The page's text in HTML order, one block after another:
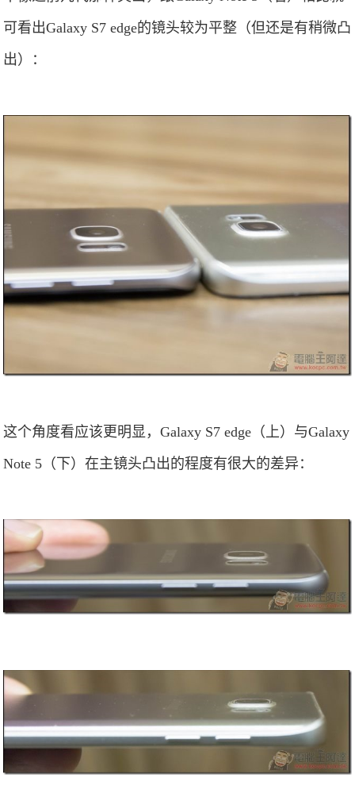
可看出Galaxy S7 edge的镜头较为平整（但还是有稍微凸
出）：
这个角度看应该更明显，Galaxy S7 edge（上）与Galaxy
Note 5（下）在主镜头凸出的程度有很大的差异：